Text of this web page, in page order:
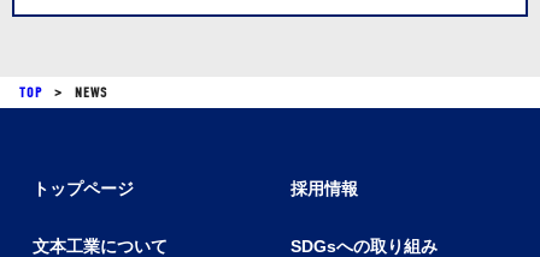
TOP > NEWS
トップページ
文本工業について
採用情報
SDGsへの取り組み